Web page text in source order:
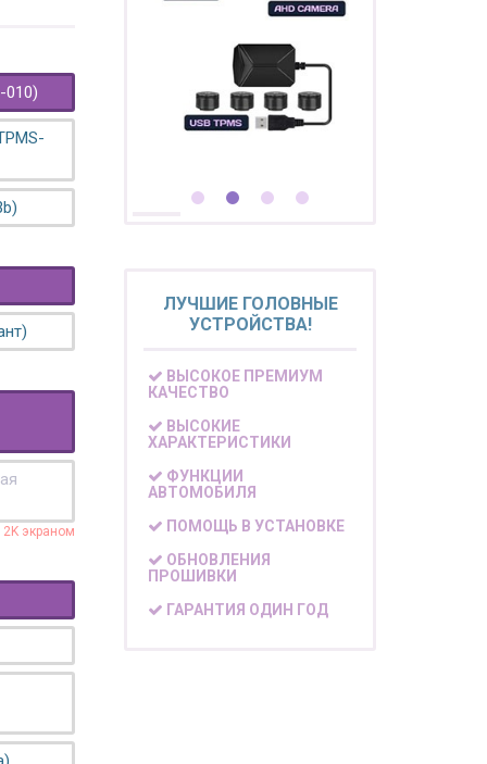
010)
2K экраном
ЛУЧШИЕ ГОЛОВНЫЕ
УСТРОЙСТВА!
ВЫСОКОЕ ПРЕМИУМ
КАЧЕСТВО
ВЫСОКИЕ
ХАРАКТЕРИСТИКИ
ФУНКЦИИ
АВТОМОБИЛЯ
ПОМОЩЬ В УСТАНОВКЕ
ОБНОВЛЕНИЯ
ПРОШИВКИ
ГАРАНТИЯ ОДИН ГОД